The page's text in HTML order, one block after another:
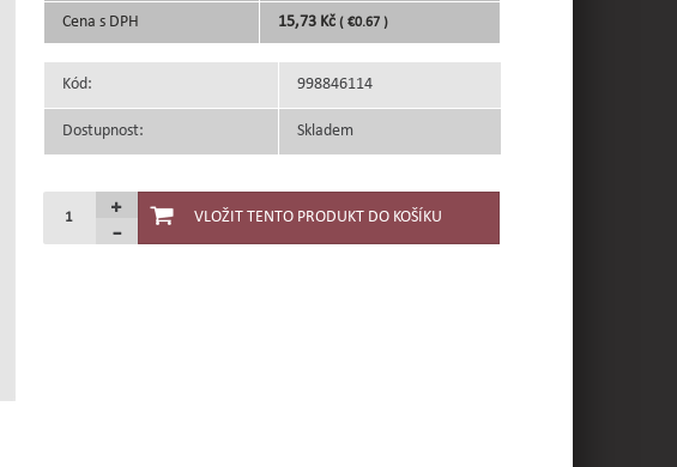
Cena s DPH 15,73 Kč ( €0.67 )
Kód: 998846114
Dostupnost: Skladem